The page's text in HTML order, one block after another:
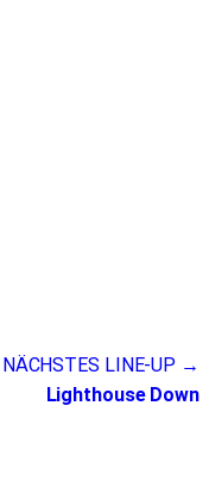
NÄCHSTES LINE-UP →
Lighthouse Down